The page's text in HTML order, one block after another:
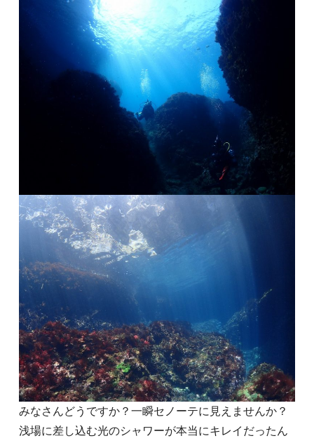
みなさんどうですか？一瞬セノーテに見えませんか？
浅場に差し込む光のシャワーが本当にキレイだったん